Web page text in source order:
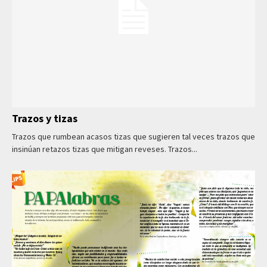
Trazos y tizas
Trazos que rumbean acasos tizas que sugieren tal veces trazos que
insinúan retazos tizas que mitigan reveses. Trazos...